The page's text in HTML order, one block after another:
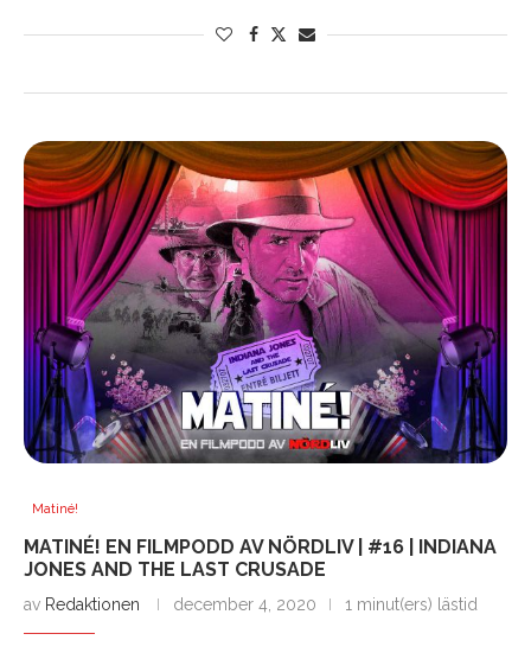
Matiné!
MATINÉ! EN FILMPODD AV NÖRDLIV | #16 | INDIANA
JONES AND THE LAST CRUSADE
av Redaktionen december 4, 2020 1 minut(ers) lästid